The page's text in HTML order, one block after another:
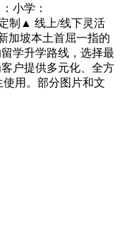
小学：
制▲ 线上/线下灵活
加坡本土首屈一指的
学升学路线，选择最
户提供多元化、全方
用。部分图片和文